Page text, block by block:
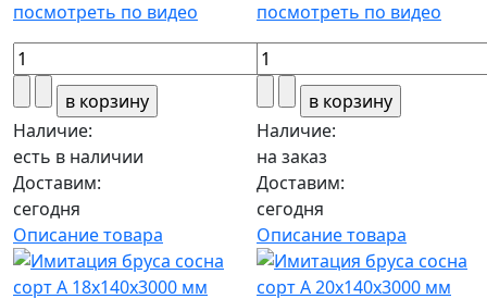
посмотреть по видео
Наличие:
есть в наличии
Доставим:
сегодня
Описание товара
посмотреть по видео
Наличие:
на заказ
Доставим:
сегодня
Описание товара